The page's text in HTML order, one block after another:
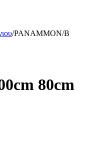
/PANAMMON/B
80cm